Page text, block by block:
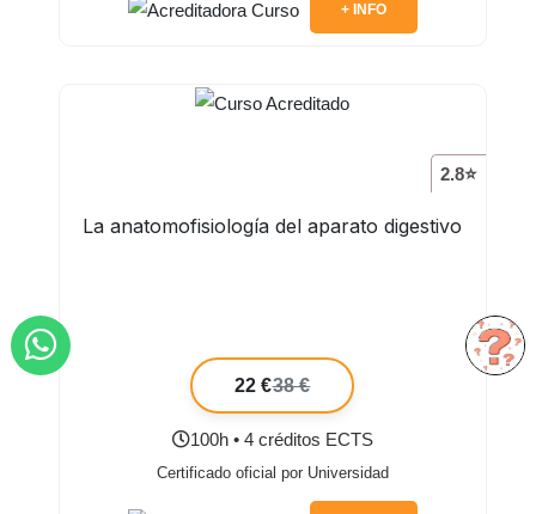
+ INFO
2.8⭐
La anatomofisiología del aparato digestivo
22 €38 €
100h • 4 créditos ECTS
Certificado oficial por Universidad